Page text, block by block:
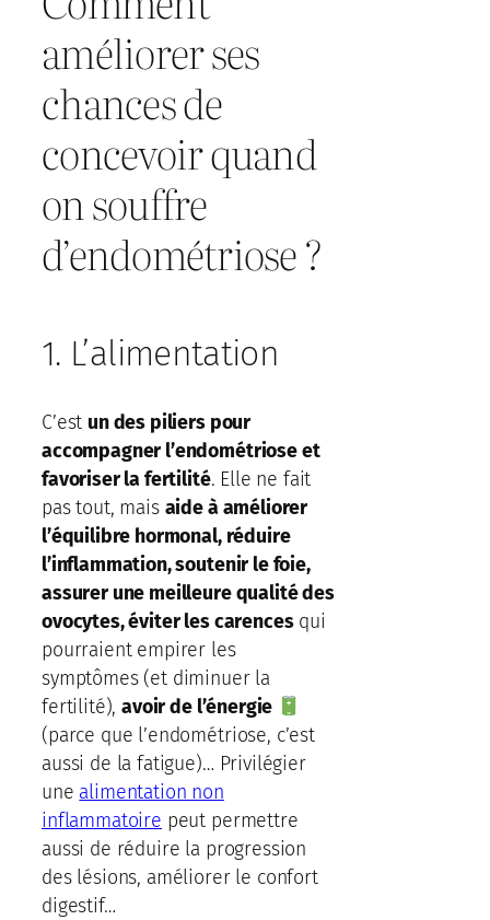
améliorer ses
chances de
concevoir quand
on souffre
d’endométriose ?
1. L’alimentation
C’est un des piliers pour
accompagner l’endométriose et
favoriser la fertilité. Elle ne fait
pas tout, mais aide à améliorer
l’équilibre hormonal, réduire
l’inflammation, soutenir le foie,
assurer une meilleure qualité des
ovocytes, éviter les carencesqui
pourraient empirer les
symptômes (et diminuer la
fertilité),avoir de l’énergie
(parce que l’endométriose, c’est
aussi de la fatigue)… Privilégier
une alimentation non
inflammatoire peut permettre
aussi de réduire la progression
des lésions, améliorer le confort
digestif…